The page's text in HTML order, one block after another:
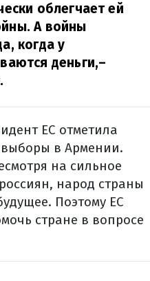
облегчает ей
А войны
когда у
деньги,–
ЕС отметила
в Армении.
на сильное
народ страны
Поэтому ЕС
стране в вопросе